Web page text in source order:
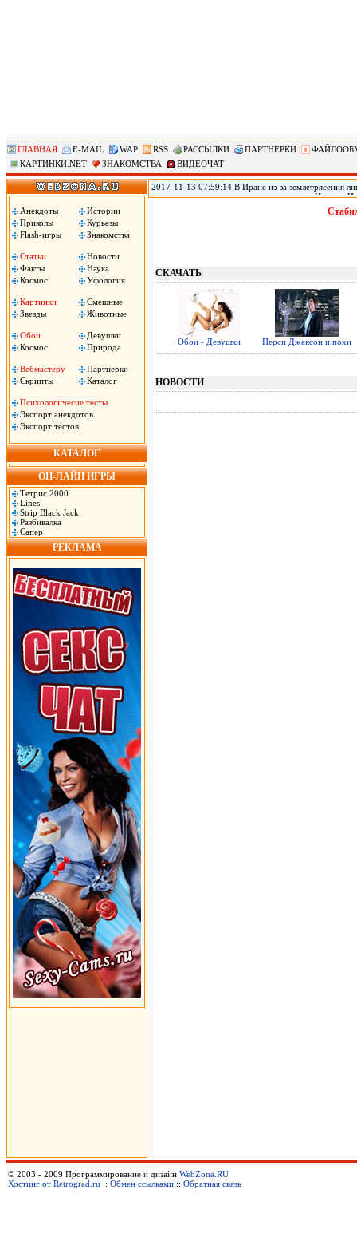
ГЛАВНАЯ E-MAIL WAP RSS РАССЫЛКИ ПАРТНЕРКИ
КАРТИНКИ.NET
ЗНАКОМСТВА ВИДЕОЧАТ
Анекдоты
Истории
Приколы
Курьезы
Flash-игры
Знакомства
Статьи
Новости
Факты
Наука
Космос
Уфология
Картинки
Смешные
Звезды
Животные
Обои
Девушки
Космос
Природа
Вебмастеру
Партнерки
Скрипты
Каталог
Психологичесие тесты
Экспорт анекдотов
Экспорт тестов
КАТАЛОГ
ОН-ЛАЙН ИГРЫ
Тетрис 2000
Lines
Strip Black Jack
Разбивалка
Сапер
РЕКЛАМА
2017-11-13 07:59:14 В Иране из-за землетрясения
произошедшего в воскресенье на границе Ирана с
временном жилье, сообщил источник в иранском
СКАЧАТЬ
Обои - Девушки Перси Джексон и похи
НОВОСТИ
© 2003 - 2009 Программирование и дизайн WebZona.RU
Хостинг от Retrograd.ru :: Обмен ссылками :: Обратная связь